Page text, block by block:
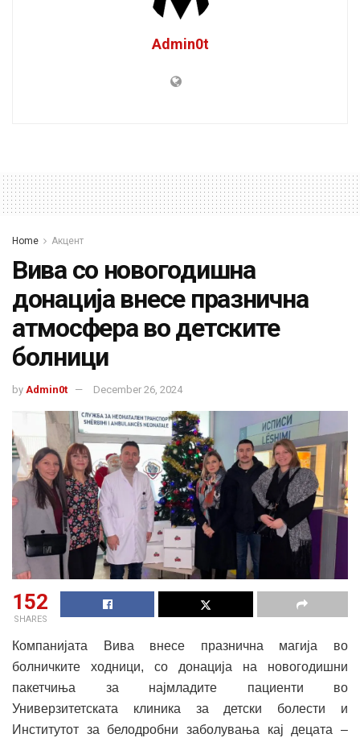
Admin0t
Home Акцент
Вива со новогодишна
донација внесе празнична
атмосфера во детските
болници
by Admin0t December 26, 2024
152
SHARES
Компанијата Вива внесе празнична магија во
болничките ходници, со донација на новогодишни
пакетчиња за најмладите пациенти во
Универзитетската клиника за детски болести и
Институтот за белодробни заболувања кај децата –